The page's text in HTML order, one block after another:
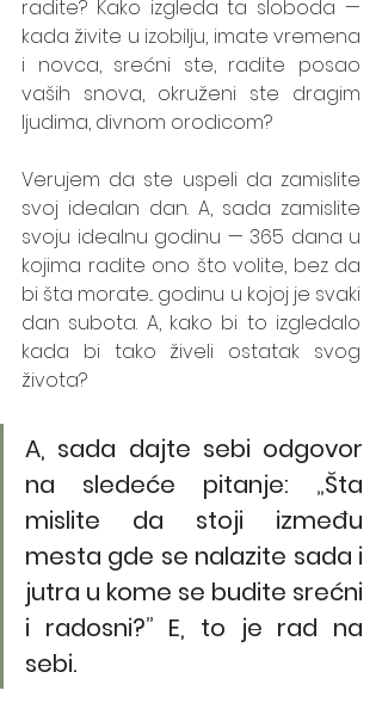
radite? Kako izgleda ta sloboda —
kada živite u izobilju, imate vremena
i novca, srećni ste, radite posao
vaših snova, okruženi ste dragim
ljudima, divnom orodicom?
Verujem da ste uspeli da zamislite
svoj idealan dan. A, sada zamislite
svoju idealnu godinu — 365 dana u
kojima radite ono što volite, bez da
bi šta morate... godinu u kojoj je svaki
dan subota. A, kako bi to izgledalo
kada bi tako živeli ostatak svog
života?
A, sada dajte sebi odgovor
na sledeće pitanje: „Šta
mislite da stoji između
mesta gde se nalazite sada i
jutra u kome se budite srećni
i radosni?” E, to je rad na
sebi.